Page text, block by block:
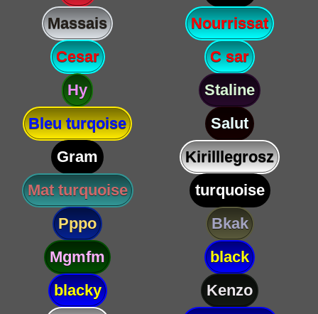
Massais
Nourrissat
Cesar
C sar
Hy
Staline
Bleu turqoise
Salut
Gram
Kirilllegrosz
Mat turquoise
turquoise
Pppo
Bkak
Mgmfm
black
blacky
Kenzo